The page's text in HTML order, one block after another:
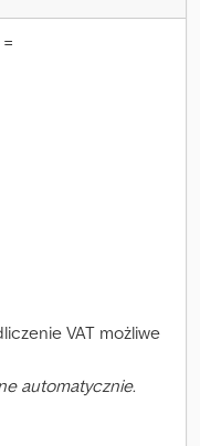
VAT możliwe
automatycznie.